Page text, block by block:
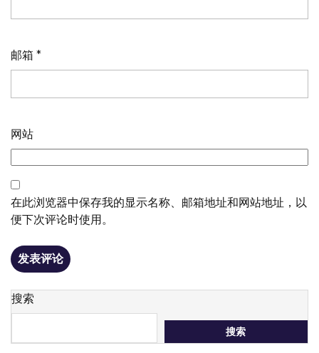
邮箱 *
网站
在此浏览器中保存我的显示名称、邮箱地址和网站地址，以
便下次评论时使用。
搜索
搜索